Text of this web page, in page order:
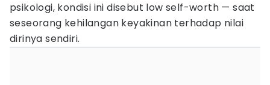
psikologi, kondisi ini disebut low self-worth — saat
seseorang kehilangan keyakinan terhadap nilai
dirinya sendiri.